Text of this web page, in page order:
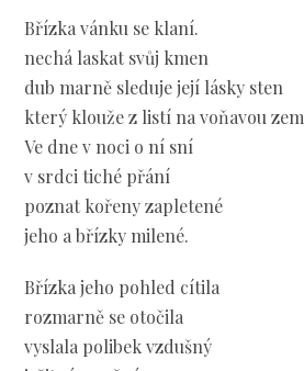
Břízka vánku se klaní.
nechá laskat svůj kmen
dub marně sleduje její lásky sten
který klouže z listí na voňavou zem
Ve dne v noci o ní sní
v srdci tiché přání
poznat kořeny zapletené
jeho a břízky milené.
Břízka jeho pohled cítila
rozmarně se otočila
vyslala polibek vzdušný